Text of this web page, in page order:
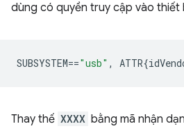
dùng có quyền truy cập vào thiết
SUBSYSTEM=="usb" ,
Thay thế XXXX bằng mã nhận